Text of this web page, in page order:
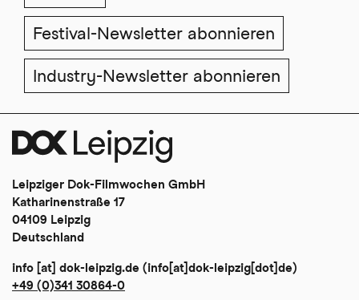
Festival-Newsletter abonnieren
Industry-Newsletter abonnieren
Leipziger Dok-Filmwochen GmbH
Katharinenstraße 17
04109 Leipzig
Deutschland
info [at] dok-leipzig.de (info[at]dok-leipzig[dot]de)
+49 (0)341 30864-0